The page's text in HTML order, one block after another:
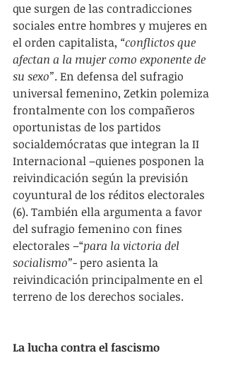
que surgen de las contradicciones
sociales entre hombres y mujeres en
el orden capitalista, “conflictos que
afectan a la mujer como exponente de
su sexo”. En defensa del sufragio
universal femenino, Zetkin polemiza
frontalmente con los compañeros
oportunistas de los partidos
socialdemócratas que integran la II
Internacional –quienes posponen la
reivindicación según la previsión
coyuntural de los réditos electorales
(6). También ella argumenta a favor
del sufragio femenino con fines
electorales –“para la victoria del
socialismo”- pero asienta la
reivindicación principalmente en el
terreno de los derechos sociales.
La lucha contra el fascismo